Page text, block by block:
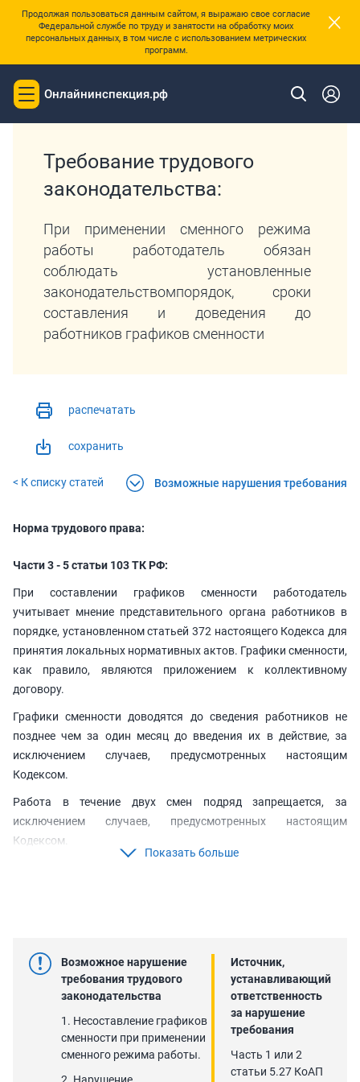
Продолжая пользоваться данным сайтом, я выражаю свое согласие
Федеральной службе по труду и занятости на обработку моих
персональных данных, в том числе с использованием метрических
программ.
×
Toggle
navigation
Онлайнинспекция.рф
Главная
Требование трудового
законодательства:
При применении сменного режима
работы работодатель обязан
соблюдать установленные
законодательствомпорядок, сроки
составления и доведения до
работников графиков сменности
распечатать
сохранить
< К списку статей Возможные нарушения требования
Норма трудового права:
Части 3 - 5 статьи 103 ТК РФ:
При составлении графиков сменности работодатель
учитывает мнение представительного органа работников в
порядке, установленном статьей 372 настоящего Кодекса для
принятия локальных нормативных актов. Графики сменности,
как правило, являются приложением к коллективному
договору.
Графики сменности доводятся до сведения работников не
позднее чем за один месяц до введения их в действие, за
исключением случаев, предусмотренных настоящим
Кодексом.
Работа в течение двух смен подряд запрещается, за
исключением случаев, предусмотренных настоящим
Кодексом.
соответствии со статьей 103 Трудового кодекса Российской
Федерации (Собрание законодательства Российской
Федерации, 2002, N 1, ст. 3; 2006, N 27, ст. 2878), графики
сменности составляются с учетом настоящих Особенностей.
Пункт 4 «Особенностей режима рабочего времени и времени
отдыха водителей трамвая и троллейбуса» (утв. Приказом
Минтранса России от 02.10.2020 N 404):
Показать больше
Возможное нарушение
требования трудового
законодательства
1. Несоставление графиков
сменности при применении
сменного режима работы.
Источник,
устанавливающий
ответственность
за нарушение
требования
Часть 1 или 2
статьи 5.27 КоАП